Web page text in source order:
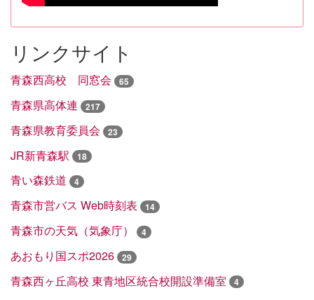
リンクサイト
青森西高校 同窓会 65
青森県高体連 217
青森県教育委員会 23
JR新青森駅 18
青い森鉄道 4
青森市営バス Web時刻表 14
青森市の天気（気象庁） 4
あおもり国スポ2026 29
青森西ヶ丘高校 東青地区統合校開設準備室 4